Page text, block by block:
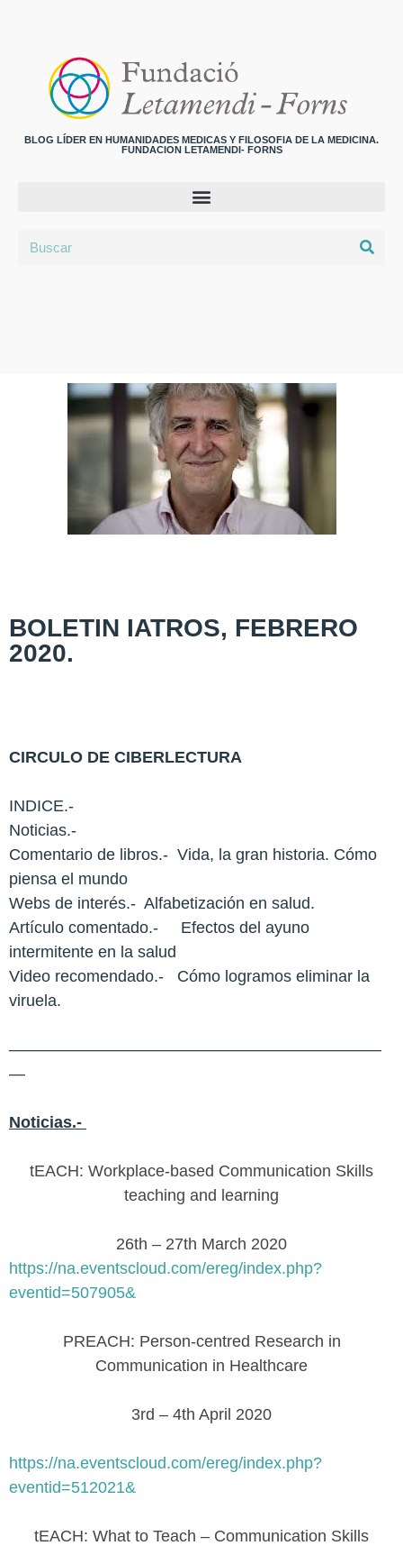
BLOG LÍDER EN HUMANIDADES MEDICAS Y FILOSOFIA DE LA MEDICINA.
FUNDACION LETAMENDI- FORNS
BOLETIN IATROS, FEBRERO
2020.
CIRCULO DE CIBERLECTURA
INDICE.-
Noticias.-
Comentario de libros.- Vida, la gran historia. Cómo
piensa el mundo
Webs de interés.- Alfabetización en salud.
Artículo comentado.-
Efectos del ayuno
intermitente en la salud
Video recomendado.-
Cómo logramos eliminar la
viruela.
———————————————————————
—
Noticias.-
tEACH: Workplace-based Communication Skills
teaching and learning
26th – 27th March 2020
https://na.eventscloud.com/ereg/index.php?
eventid=507905&
PREACH: Person-centred Research in
Communication in Healthcare
3rd – 4th April 2020
https://na.eventscloud.com/ereg/index.php?
eventid=512021&
tEACH: What to Teach – Communication Skills